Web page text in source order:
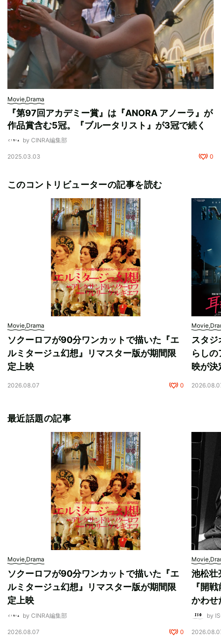
Movie,Drama
『第97回アカデミー賞』は『ANORA アノーラ』が
作品賞含む5冠。『ブルータリスト』が3冠で続く
by CINRA編集部
2025.03.03 0
このコントリビューターの記事を読む
Movie,Drama
ソクーロフが90分ワンカットで描いた『エ
ルミタージュ幻想』リマスター版が期間限
定上映
2026.08.07 0
スタ
らし
映が決
最近話題の記事
Movie,Drama
ソクーロフが90分ワンカットで描いた『エ
ルミタージュ幻想』リマスター版が期間限
定上映
by CINRA編集部
2026.08.07 0
池松壮
『開
かわせ
by